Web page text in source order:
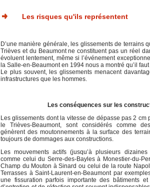
Les risques qu'ils représentent
D’une manière générale, les glissements de terrains
Trièves et du Beaumont ne constituent pas un réel
évoluent lentement, même si l’événement
la Salle-en-Beaumont en 1994 nous a montré qu’il
Le plus souvent, les glissements menacent
infrastructures que les hommes.
Les conséquences sur les
Les glissements dont la vitesse de dépasse pas 2 cm
le Trièves-Beaumont, sont considérés comme
génèrent des moutonnements à la surface des
toujours de dommages aux constructions.
Les mouvements actifs (jusqu’à plusieurs
comme celui du Serre-des-Bayles à Monestier-du-
Champ du Mouton à Sinard ou celui de la route
Terrasses à Saint-Laurent-en-Beaumont par
une fissuration parfois importante des bâtiments